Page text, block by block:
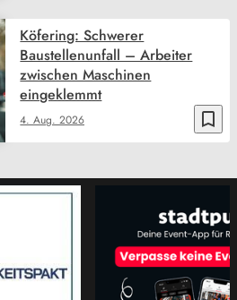
bookmark_border
4. Aug. 2026
Köfering: Schwerer
Baustellenunfall – Arbeiter
zwischen Maschinen
eingeklemmt